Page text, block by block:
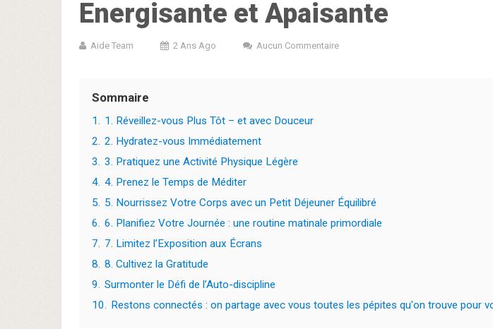
Energisante et Apaisante
Aide Team 2 Ans Ago Aucun Commentaire
Sommaire
1. 1. Réveillez-vous Plus Tôt – et avec Douceur
2. 2. Hydratez-vous Immédiatement
3. 3. Pratiquez une Activité Physique Légère
4. 4. Prenez le Temps de Méditer
5. 5. Nourrissez Votre Corps avec un Petit Déjeuner Équilibré
6. 6. Planifiez Votre Journée : une routine matinale primordiale
7. 7. Limitez l’Exposition aux Écrans
8. 8. Cultivez la Gratitude
9. Surmonter le Défi de l’Auto-discipline
10. Restons connectés : on partage avec vous toutes les pépites qu'on trouve pour